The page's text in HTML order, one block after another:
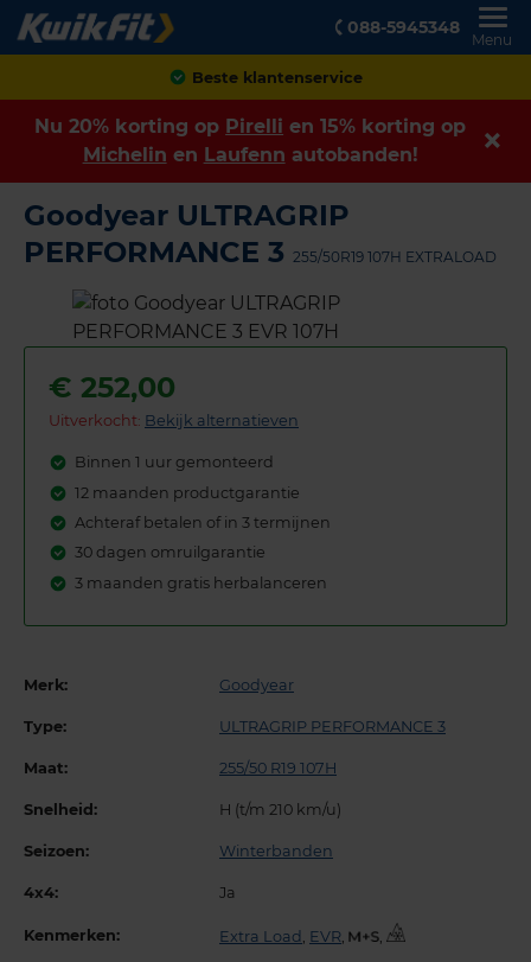
088-5945348
Menu
Achteraf betalen
Nu 20% korting op Pirelli en 15% korting op
Michelin en Laufenn autobanden!
Goodyear ULTRAGRIP
PERFORMANCE 3 255/50R19 107H EXTRALOAD
€ 252,00
Uitverkocht: Bekijk alternatieven
Binnen 1 uur gemonteerd
12 maanden productgarantie
Achteraf betalen of in 3 termijnen
30 dagen omruilgarantie
3 maanden gratis herbalanceren
Merk: Goodyear
Type: ULTRAGRIP PERFORMANCE 3
Maat: 255/50 R19 107H
Snelheid: H (t/m 210 km/u)
Seizoen: Winterbanden
4x4: Ja
Kenmerken: Extra Load , EVR, ,